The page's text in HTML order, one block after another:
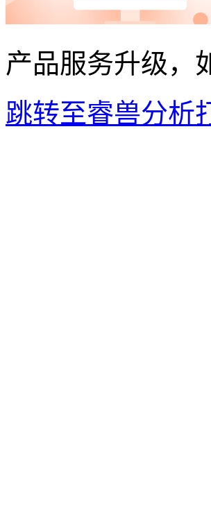
产品服务升级，
跳转至睿兽分析